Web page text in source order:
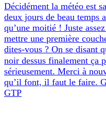
Décidément la météo est
deux jours de beau temps
qu’une moitié ! Juste
mettre une première
dites-vous ? On se disant
noir dessus finalement ça
sérieusement. Merci à
qu’il font, il faut le faire.
GTP